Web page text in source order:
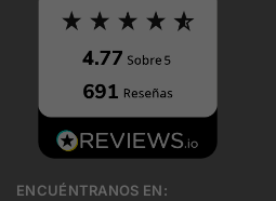
ENCUÉNTRANOS EN: